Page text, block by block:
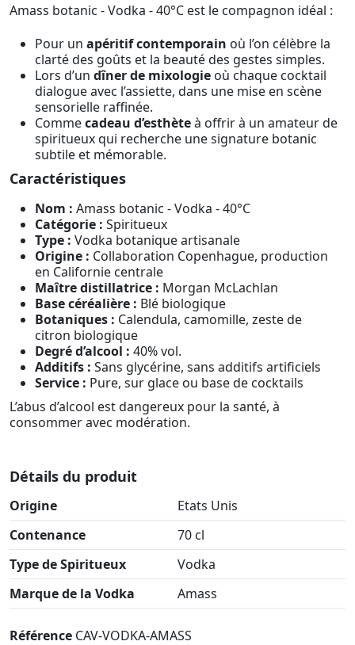
Amass botanic - Vodka - 40°C est le compagnon idéal :
Pour un apéritif contemporain où l’on célèbre la
clarté des goûts et la beauté des gestes simples.
Lors d’un dîner de mixologie où chaque cocktail
dialogue avec l’assiette, dans une mise en scène
sensorielle raffinée.
Commecadeau d’esthèteà offrir à un amateur de
spiritueux qui recherche une signature botanic
subtile et mémorable.
Caractéristiques
Nom : Amass botanic - Vodka - 40°C
Catégorie : Spiritueux
Type : Vodka botanique artisanale
Origine : Collaboration Copenhague, production
en Californie centrale
Maître distillatrice : Morgan McLachlan
Base céréalière : Blé biologique
Botaniques : Calendula, camomille, zeste de
citron biologique
Degré d’alcool : 40% vol.
Additifs : Sans glycérine, sans additifs artificiels
Service : Pure, sur glace ou base de cocktails
L’abus d’alcool est dangereux pour la santé, à
consommer avec modération.
Détails du produit
Origine
Etats Unis
Contenance
70 cl
Type de Spiritueux
Vodka
Marque de la Vodka
Amass
Référence CAV-VODKA-AMASS